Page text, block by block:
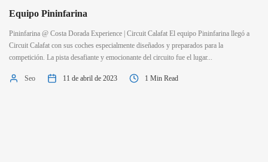
Equipo Pininfarina
Pininfarina @ Costa Dorada Experience | Circuit Calafat El equipo Pininfarina llegó a
Circuit Calafat con sus coches especialmente diseñados y preparados para la
competición. La pista desafiante y emocionante del circuito fue el lugar...
Seo 11 de abril de 2023 1 Min Read